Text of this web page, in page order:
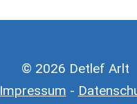
© 2026 Detlef Arlt
Impressum -